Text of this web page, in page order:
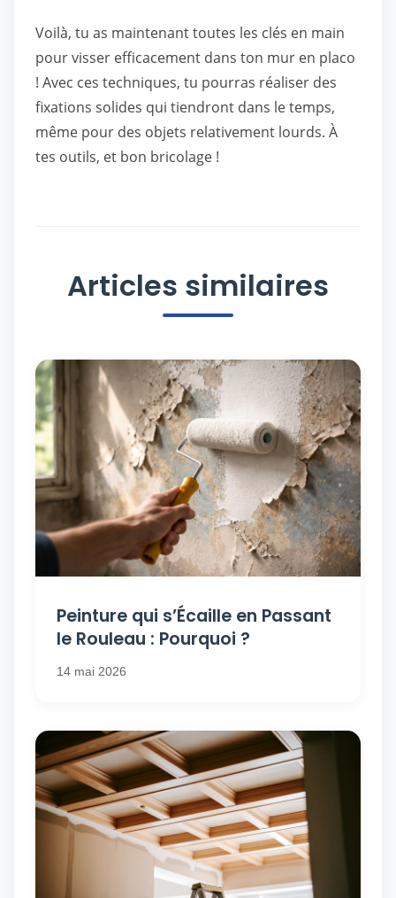
Voilà, tu as maintenant toutes les clés en main
pour visser efficacement dans ton mur en placo
! Avec ces techniques, tu pourras réaliser des
fixations solides qui tiendront dans le temps,
même pour des objets relativement lourds. À
tes outils, et bon bricolage !
Articles similaires
Peinture qui s’Écaille en Passant
le Rouleau : Pourquoi ?
14 mai 2026